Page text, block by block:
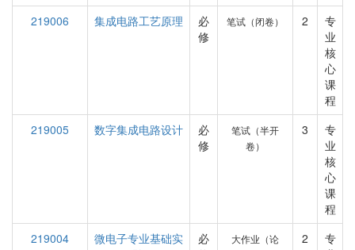
219006
集成电路工艺原理
必
修
笔试（闭卷） 2
专
业
核
心
课
程
219005
数字集成电路设计
必
修
笔试（半开
卷）
3
专
业
核
心
课
程
219004
微电子专业基础实
必
大作业（论
2
专